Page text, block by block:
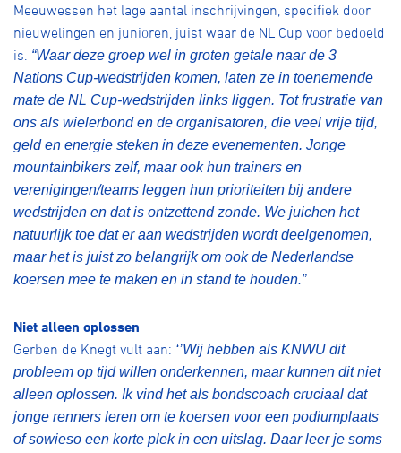
Meeuwessen het lage aantal inschrijvingen, specifiek door
nieuwelingen en junioren, juist waar de NL Cup voor bedoeld
is. “Waar deze groep wel in groten getale naar de 3
Nations Cup-wedstrijden komen, laten ze in toenemende
mate de NL Cup-wedstrijden links liggen. Tot frustratie van
ons als wielerbond en de organisatoren, die veel vrije tijd,
geld en energie steken in deze evenementen. Jonge
mountainbikers zelf, maar ook hun trainers en
verenigingen/teams leggen hun prioriteiten bij andere
wedstrijden en dat is ontzettend zonde. We juichen het
natuurlijk toe dat er aan wedstrijden wordt deelgenomen,
maar het is juist zo belangrijk om ook de Nederlandse
koersen mee te maken en in stand te houden.”
Niet alleen oplossen
Gerben de Knegt vult aan: ‘’Wij hebben als KNWU dit
probleem op tijd willen onderkennen, maar kunnen dit niet
alleen oplossen. Ik vind het als bondscoach cruciaal dat
jonge renners leren om te koersen voor een podiumplaats
of sowieso een korte plek in een uitslag. Daar leer je soms